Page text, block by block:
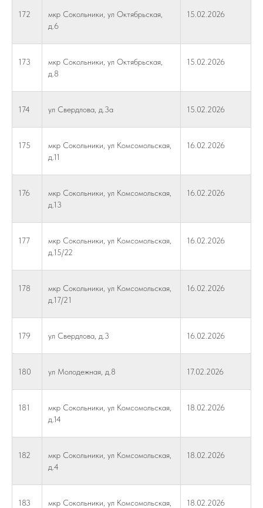
172
мкр Сокольники, ул Октябрьская,
д.6
15.02.2026
173
мкр Сокольники, ул Октябрьская,
д.8
15.02.2026
174 ул Свердлова, д.3а 15.02.2026
175
мкр Сокольники, ул Комсомольская,
д.11
16.02.2026
176
мкр Сокольники, ул Комсомольская,
д.13
16.02.2026
177
мкр Сокольники, ул Комсомольская,
д.15/22
16.02.2026
178
мкр Сокольники, ул Комсомольская,
д.17/21
16.02.2026
179 ул Свердлова, д.3 16.02.2026
180 ул Молодежная, д.8 17.02.2026
181
мкр Сокольники, ул Комсомольская,
д.14
18.02.2026
182
мкр Сокольники, ул Комсомольская,
д.4
18.02.2026
183
мкр Сокольники, ул Комсомольская,
18.02.2026